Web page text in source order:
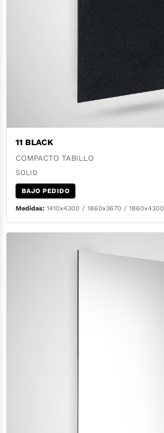
11 BLACK
COMPACTO TABILLO
SOLID
BAJO PEDIDO
Medidas:1410x4300 / 1860x3670 / 1860x4300